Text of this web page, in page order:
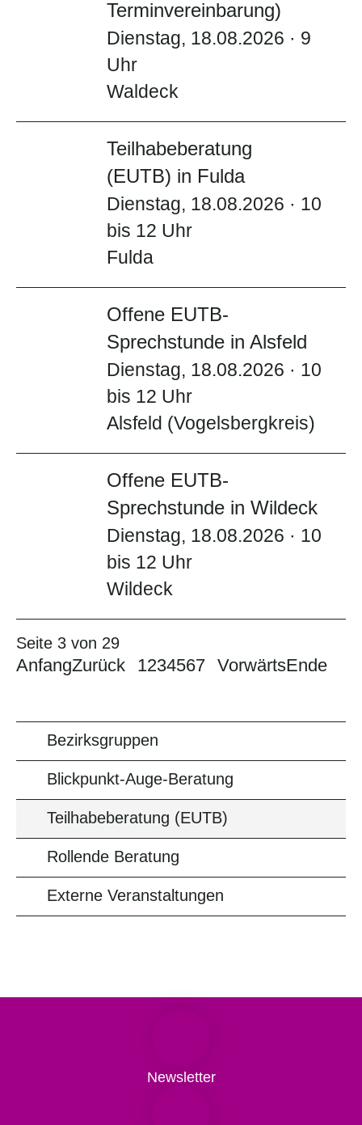
Terminvereinbarung)
Dienstag, 18.08.2026 · 9
Uhr
Waldeck
Teilhabeberatung
(EUTB) in Fulda
Dienstag, 18.08.2026 · 10
bis 12 Uhr
Fulda
Offene EUTB-
Sprechstunde in Alsfeld
Dienstag, 18.08.2026 · 10
bis 12 Uhr
Alsfeld (Vogelsbergkreis)
Offene EUTB-
Sprechstunde in Wildeck
Dienstag, 18.08.2026 · 10
bis 12 Uhr
Wildeck
Seite 3 von 29
AnfangZurück 1234567 VorwärtsEnde
Bezirksgruppen
Blickpunkt-Auge-Beratung
Teilhabeberatung (EUTB)
Rollende Beratung
Externe Veranstaltungen
Newsletter